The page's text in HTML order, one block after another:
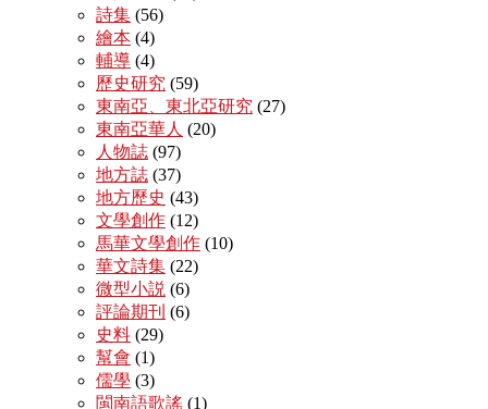
詩集 (56)
繪本 (4)
輔導 (4)
歷史研究 (59)
東南亞、東北亞研究 (27)
東南亞華人 (20)
人物誌 (97)
地方誌 (37)
地方歷史 (43)
文學創作 (12)
馬華文學創作 (10)
華文詩集 (22)
微型小説 (6)
評論期刊 (6)
史料 (29)
幫會 (1)
儒學 (3)
閩南語歌謠 (1)